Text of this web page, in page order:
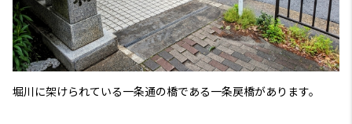
堀川に架けられている一条通の橋である一条戻橋があります。